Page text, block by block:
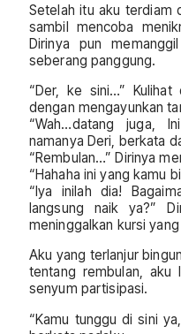
Setelah itu aku terdiam
sambil mencoba
Dirinya pun
seberang panggung.
“Der, ke sini…” Kulihat
dengan mengayunkan
“Wah…datang juga,
namanya Deri, berkata
“Rembulan…” Dirinya
“Hahaha ini yang kamu
“Iya inilah dia!
langsung naik ya?”
meninggalkan kursi
Aku yang terlanjur
tentang rembulan,
senyum partisipasi.
“Kamu tunggu di sini